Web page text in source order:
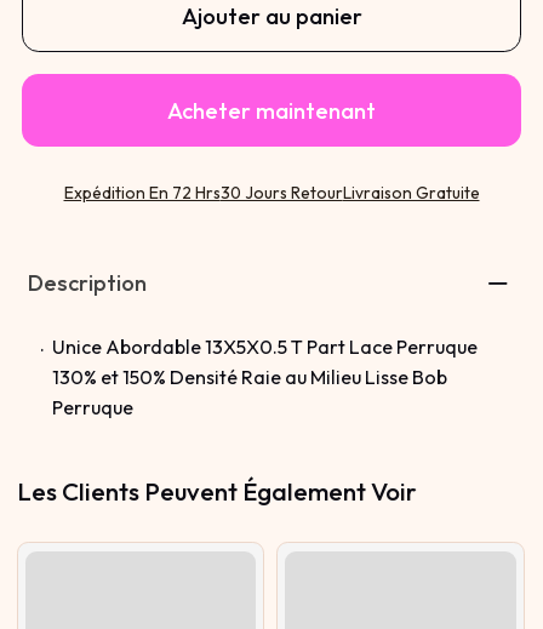
Ajouter au panier
Acheter maintenant
Expédition En 72 Hrs30 Jours RetourLivraison Gratuite
Description
Unice Abordable 13X5X0.5 T Part Lace Perruque
130% et 150% Densité Raie au Milieu Lisse Bob
Perruque
Les Clients Peuvent Également Voir